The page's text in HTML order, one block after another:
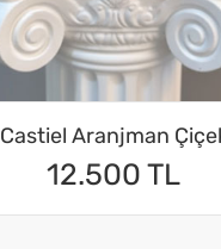
Castiel Aranjman
12.500 TL